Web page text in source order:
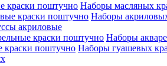
краски поштучно Наборы масляных
краски поштучно Наборы
акриловые
краски поштучно Наборы
краски поштучно Наборы гуашевых